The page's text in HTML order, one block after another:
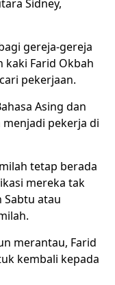
Sidney,
gereja-gereja
kaki Farid Okbah
pekerjaan.
Asing dan
pekerja di
tetap berada
mereka tak
Sabtu atau
merantau, Farid
kembali kepada